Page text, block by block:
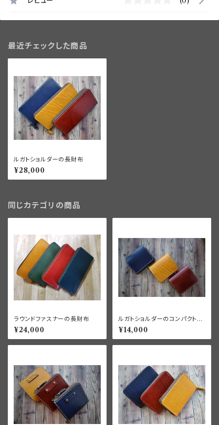
最近チェックした商品
ルガトショルダーの長財布
¥28,000
同じカテゴリの商品
ラウンドファスナーの長財布
¥24,000
ルガトショルダーのコンパクトウ
ォレット
¥14,000